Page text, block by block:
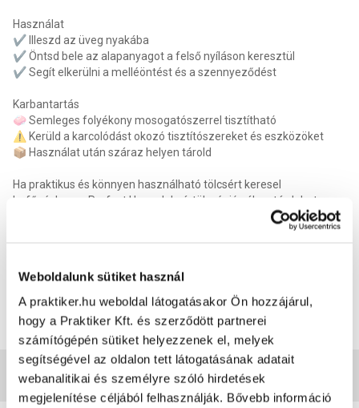
Weboldalunk sütiket használ
A praktiker.hu weboldal látogatásakor Ön hozzájárul,
hogy a Praktiker Kft. és szerződött partnerei
számítógépén sütiket helyezzenek el, melyek
segítségével az oldalon tett látogatásának adatait
webanalitikai és személyre szóló hirdetések
megjelenítése céljából felhasználják. Bővebb információ
Használat
✔️ Illeszd az üveg nyakába
✔️ Öntsd bele az alapanyagot a felső nyíláson keresztül
✔️ Segít elkerülni a melléöntést és a szennyeződést
Karbantartás
🧼 Semleges folyékony mosogatószerrel tisztítható
⚠️ Kerüld a karcolódást okozó tisztítószereket és eszközöket
📦 Használat után száraz helyen tárold
Ha praktikus és könnyen használható tölcsért keresel
befőzéshez, a Perfect Home lekvártölcsér jó választás lehet a
Termék méret magasság: 10 cm
Termék méret szélesség: 15 cm
Termék méret mélysége
15 cm
EAN: 5999558574185
Vásárlói vélemények